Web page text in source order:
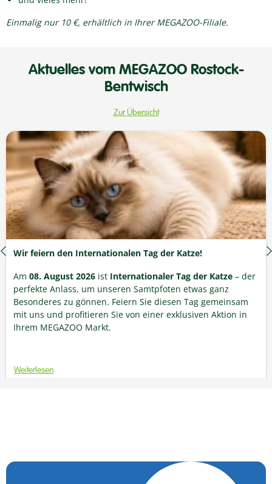
Einmalig nur 10 €, erhältlich in Ihrer MEGAZOO-Filiale.
Aktuelles vom MEGAZOO Rostock-
Bentwisch
Zur Übersicht
Wir feiern den Internationalen Tag der Katze!
Am 08. August 2026 ist Internationaler Tag der Katze – der
perfekte Anlass, um unseren Samtpfoten etwas ganz
Besonderes zu gönnen. Feiern Sie diesen Tag gemeinsam
mit uns und profitieren Sie von einer exklusiven Aktion in
Ihrem MEGAZOO Markt.
Weiterlesen